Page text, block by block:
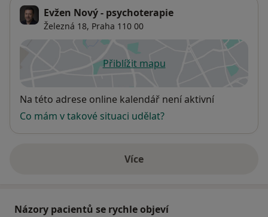
Evžen Nový - psychoterapie
Železná 18, Praha 110 00
Přiblížit mapuse otevře v nové záložce
Dostupnost
Na této adrese online kalendář není aktivní
Co mám v takové situaci udělat?
Víceo adrese
Názory pacientů se rychle objeví